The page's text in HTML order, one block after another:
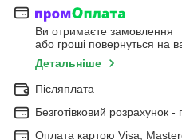
Ви отримаєте замовлення
або гроші повернуться на
Детальніше
Післяплата
Безготівковий розрахунок
Оплата картою Visa,